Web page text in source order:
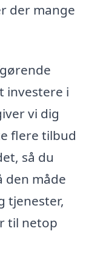
der mange
investere i
vi dig
flere tilbud
så du
den måde
tjenester,
til netop